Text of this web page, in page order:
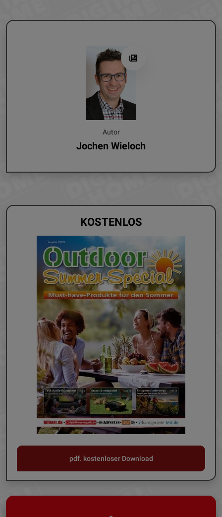
Autor
Jochen Wieloch
KOSTENLOS
pdf. kostenloser Download